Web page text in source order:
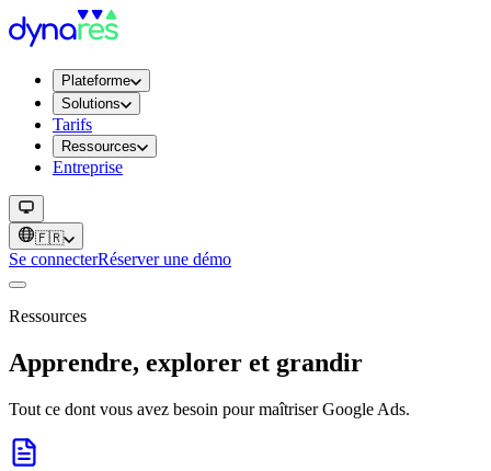
Plateforme
Solutions
Tarifs
Ressources
Entreprise
🇫🇷
Se connecterRéserver une démo
Ressources
Apprendre, explorer et grandir
Tout ce dont vous avez besoin pour maîtriser Google Ads.